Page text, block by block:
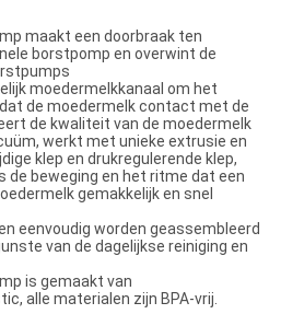
maakt een doorbraak ten
borstpomp en overwint de
moedermelkkanaal om het
de moedermelk contact met de
de kwaliteit van de moedermelk
werkt met unieke extrusie en
klep en drukregulerende klep,
de beweging en het ritme dat een
gemakkelijk en snel
eenvoudig worden geassembleerd
van de dagelijkse reiniging en
is gemaakt van
alle materialen zijn BPA-vrij.